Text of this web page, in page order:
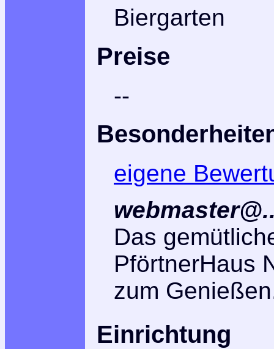
Biergarten
Preise
--
eigene
Das
PförtnerHaus
zum
Einrichtung